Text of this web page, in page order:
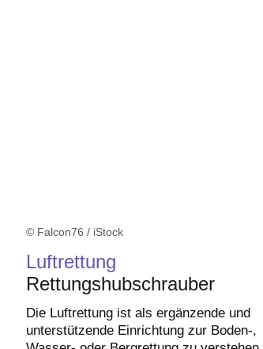
© Falcon76 / iStock
Luftrettung
Rettungshubschrauber
Die Luftrettung ist als ergänzende und
unterstützende Einrichtung zur Boden-,